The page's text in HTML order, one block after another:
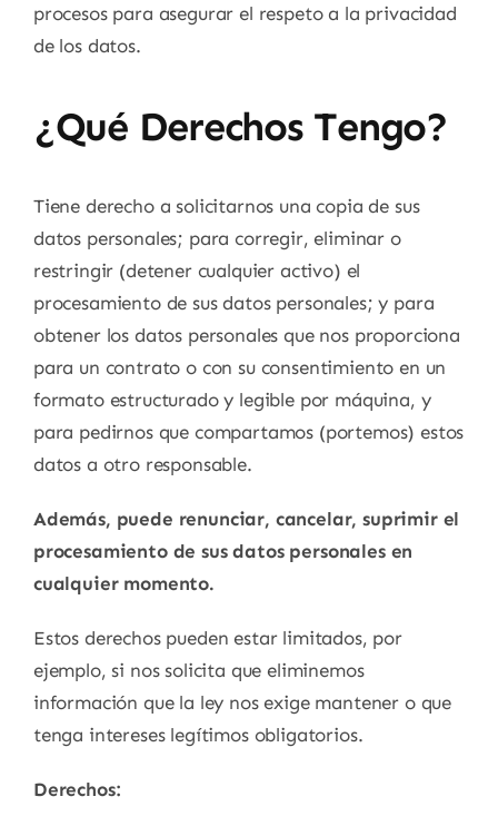
procesos para asegurar el respeto a la privacidad
de los datos.
¿Qué Derechos Tengo?
Tiene derecho a solicitarnos una copia de sus
datos personales; para corregir, eliminar o
restringir (detener cualquier activo) el
procesamiento de sus datos personales; y para
obtener los datos personales que nos proporciona
para un contrato o con su consentimiento en un
formato estructurado y legible por máquina, y
para pedirnos que compartamos (portemos) estos
datos a otro responsable.
Además, puede renunciar, cancelar, suprimir el
procesamiento de sus datos personales en
cualquier momento.
Estos derechos pueden estar limitados, por
ejemplo, si nos solicita que eliminemos
información que la ley nos exige mantener o que
tenga intereses legítimos obligatorios.
Derechos: